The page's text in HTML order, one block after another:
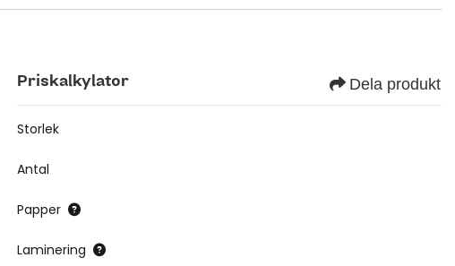
Priskalkylator Dela produkt
Storlek
Antal
Papper
Laminering